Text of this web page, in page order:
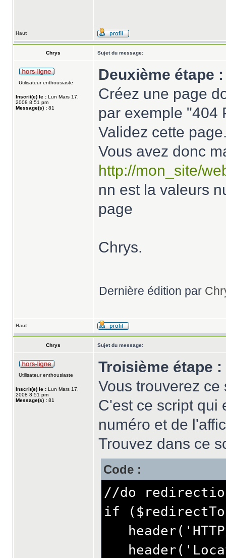
Haut
Chrys Sujet du message:
Utilisateur enthousiaste
Inscrit(e) le : Lun Mars 17,
2008 8:51 pm
Message(s) : 81
Deuxième étape
Créez une page
par exemple "404
Validez cette
Vous avez donc
http://mon_site/
nn est la valeurs
page
Chrys.
Dernière édition par
Haut
Chrys Sujet du message:
Utilisateur enthousiaste
Inscrit(e) le : Lun Mars 17,
2008 8:51 pm
Message(s) : 81
Troisième étape
Vous trouverez
C'est ce script qui
numéro et de
Trouvez dans ce
Code :
//do
if